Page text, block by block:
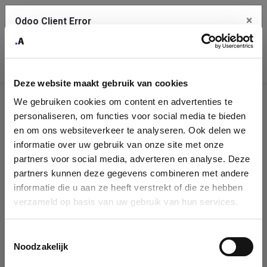
Deze website maakt gebruik van cookies
We gebruiken cookies om content en advertenties te
personaliseren, om functies voor social media te bieden
en om ons websiteverkeer te analyseren. Ook delen we
informatie over uw gebruik van onze site met onze
partners voor social media, adverteren en analyse. Deze
partners kunnen deze gegevens combineren met andere
informatie die u aan ze heeft verstrekt of die ze hebben
verzameld op basis van uw gebruik van hun services.
Noodzakelijk
Company
Identification
Please fill in your company details
You can search a company in our database by name, VAT or
enterprise ID. When a company is selected it will auto-complete the
form. If you don't find your company in our database, you can create
Odoo Client Error ×
service.
See details
Ok